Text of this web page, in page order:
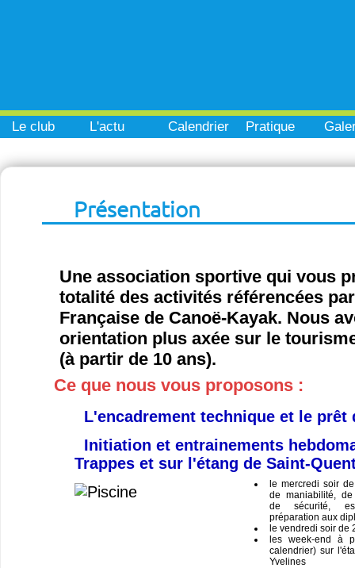
Le club L'actu Calendrier Pratique
Présentation
Une association sportive qui vous
totalité des activités référencées
Française de Canoë-Kayak. Nous
orientation plus axée sur le
(à partir de 10 ans).
Ce que nous vous proposons :
L'encadrement technique et le prêt
Initiation et entrainements
Trappes et sur l'étang de Saint-
le mercredi soir
de maniabilité,
de sécurité,
préparation aux
le vendredi soir de
les week-end à
calendrier) sur
Yvelines